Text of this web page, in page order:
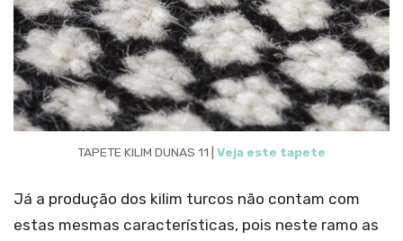
TAPETE KILIM DUNAS 11 | Veja este tapete
Já a produção dos kilim turcos não contam com
estas mesmas características, pois neste ramo as